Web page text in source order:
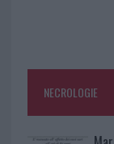
NECROLOGIE